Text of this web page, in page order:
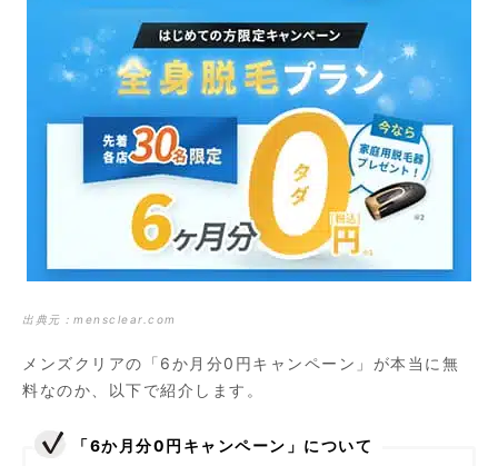
出典元： mensclear.com
メンズクリアの「6か月分0円キャンペーン」が本当に無
料なのか、以下で紹介します。
「6か月分0円キャンペーン」について